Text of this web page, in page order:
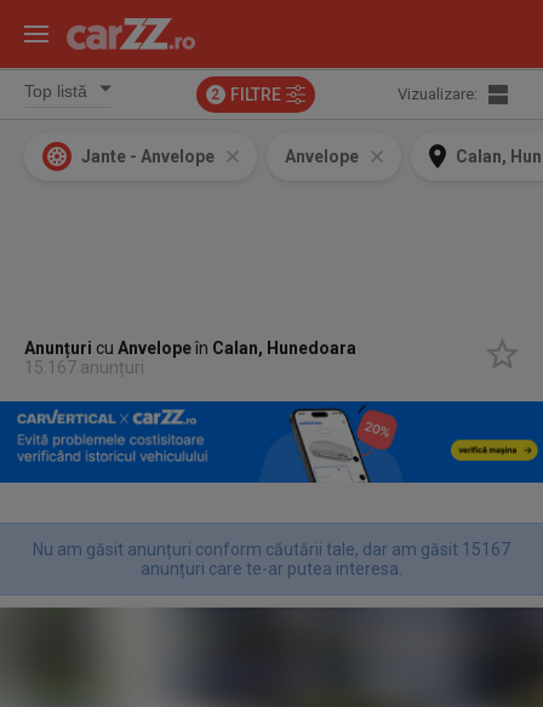
2 FILTRE Vizualizare:
Jante - Anvelope Anvelope Calan,
Anunțuri cuAnvelopeîn Calan, Hunedoara
15.167 anunțuri
Nu am găsit anunțuri conform căutării tale, dar am găsit 15167
anunțuri care te-ar putea interesa.